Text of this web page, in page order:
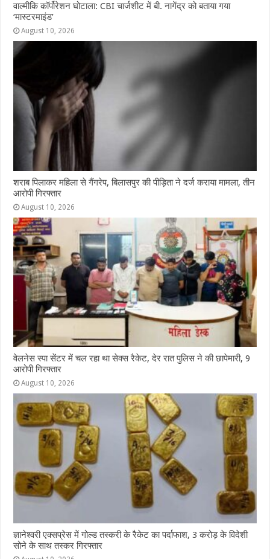
वाल्मीकि कॉर्पोरेशन घोटाला: CBI चार्जशीट में बी. नागेंद्र को बताया गया
‘मास्टरमाइंड’
August 10, 2026
शराब पिलाकर महिला से गैंगरेप, बिलासपुर की पीड़िता ने दर्ज कराया मामला, तीन
आरोपी गिरफ्तार
August 10, 2026
वेलनेस स्पा सेंटर में चल रहा था सेक्स रैकेट, देर रात पुलिस ने की छापेमारी, 9
आरोपी गिरफ्तार
August 10, 2026
ज्ञानेश्वरी एक्सप्रेस में गोल्ड तस्करी के रैकेट का पर्दाफाश, 3 करोड़ के विदेशी
सोने के साथ तस्कर गिरफ्तार